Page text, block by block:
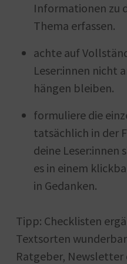
Informationen zu
Thema erfassen.
achte auf
Leser:innen nicht
hängen bleiben.
formuliere die
tatsächlich in der
deine Leser:innen
es in einem
in Gedanken.
Tipp: Checklisten
Textsorten
Ratgeber, Newsletter